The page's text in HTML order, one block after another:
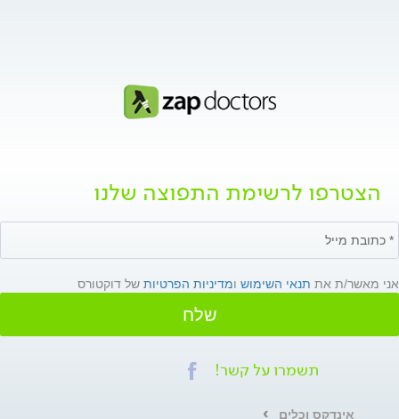
הצטרפו לרשימת התפוצה שלנו
אני מאשר/ת את תנאי השימוש ומדיניות הפרטיות של דוקטורס
שלח
תשמרו על קשר!
אינדקס וכלים